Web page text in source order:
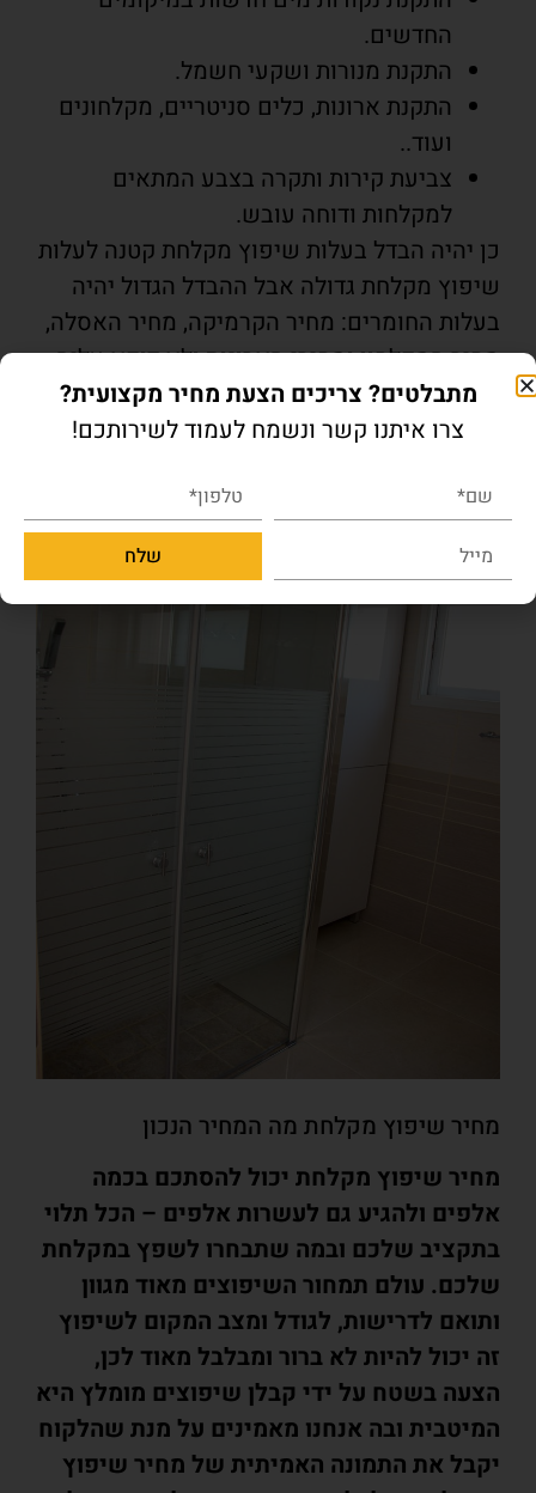
החדשים.
התקנת מנורות ושקעי חשמל.
התקנת ארונות, כלים סניטריים, מקלחונים
ועוד..
צביעת קירות ותקרה בצבע המתאים
למקלחות ודוחה עובש.
כן יהיה הבדל בעלות שיפוץ מקלחת קטנה לעלות
שיפוץ מקלחת גדולה אבל ההבדל הגדול יהיה
בעלות החומרים: מחיר הקרמיקה, מחיר האסלה,
מחיר המקלחון ומחירי הארונות ולא דוקא עליה
משמעותית במחיר העבודה.
מחיר שיפוץ מקלחת מה המחיר הנכון
מחיר שיפוץ מקלחת יכול להסתכם בכמה
אלפים ולהגיע גם לעשרות אלפים – הכל תלוי
בתקציב שלכם ובמה שתבחרו לשפץ במקלחת
שלכם. עולם תמחור השיפוצים מאוד מגוון
ותואם לדרישות, לגודל ומצב המקום לשיפוץ
זה יכול להיות לא ברור ומבלבל מאוד לכן,
הצעה בשטח על ידי קבלן שיפוצים מומלץ היא
המיטבית ובה אנחנו מאמינים על מנת שהלקוח
יקבל את התמונה האמיתית של מחיר שיפוץ
מתבלטים? צריכים הצעת מחיר מקצועית?
צרו איתנו קשר ונשמח לעמוד לשירותכם!
שלח